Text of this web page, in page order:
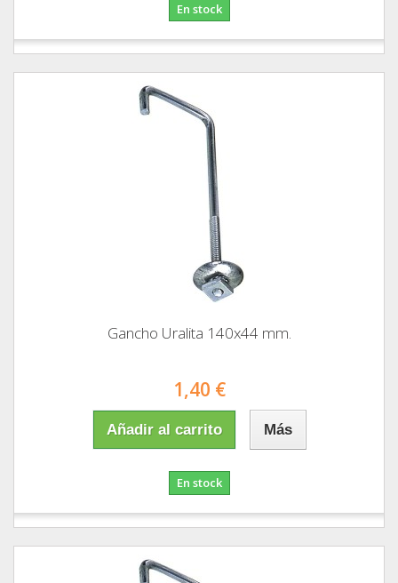
En stock
Gancho Uralita 140x44 mm.
1,40 €
Añadir al carrito Más
En stock